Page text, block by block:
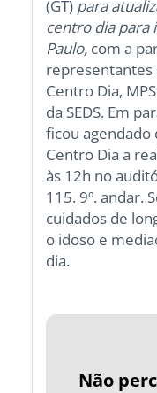
(GT) para
centro dia para
Paulo, com a
representantes
Centro Dia,
da SEDS. Em
ficou agendado
Centro Dia a
às 12h no
115. 9º. andar.
cuidados de
o idoso e
dia.
Não